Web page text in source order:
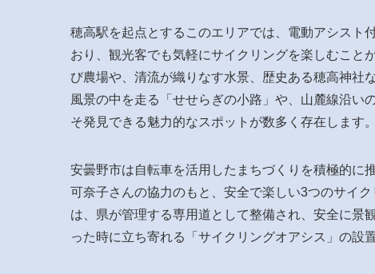
穂高駅を起点とするこのエリアでは、電動アシスト
おり、観光客でも気軽にサイクリングを楽しむこと
び農場や、清流が織りなす水景、歴史ある穂高神社
風景の中を走る「せせらぎの小路」や、山麓線沿い
そ発見できる魅力的なスポットが数多く存在します。
安曇野市は自転車を活用したまちづくりを積極的に
可奈子さんの協力のもと、安全で楽しい3つのサイ
は、県が管理する専用道として整備され、安全に景
った時に立ち寄れる「サイクリングオアシス」の設